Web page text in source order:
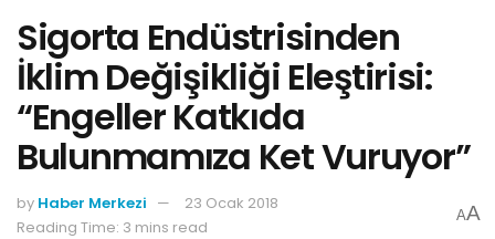
Sigorta Endüstrisinden
İklim Değişikliği Eleştirisi:
“Engeller Katkıda
Bulunmamıza Ket Vuruyor”
by Haber Merkezi
23 Ocak 2018
Reading Time: 3 mins read
AA